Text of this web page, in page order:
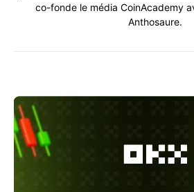
co-fonde le média CoinAcademy
Anthosaure.